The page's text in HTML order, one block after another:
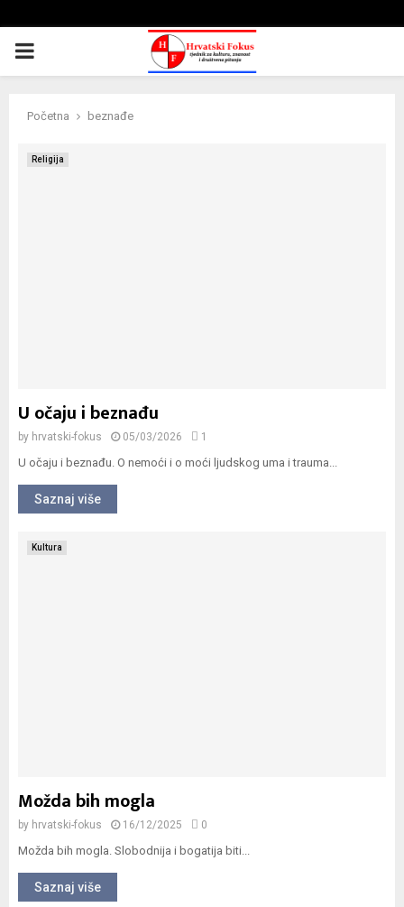
PRIMARY
Početna beznađe
Religija
U očaju i beznađu
by hrvatski-fokus 05/03/2026 1
U očaju i beznađu. O nemoći i o moći ljudskog uma i trauma...
Saznaj više
Kultura
Možda bih mogla
by hrvatski-fokus 16/12/2025 0
Možda bih mogla. Slobodnija i bogatija biti...
Saznaj više